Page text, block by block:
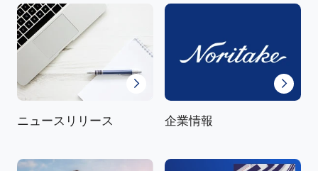
ニュースリリース 企業情報